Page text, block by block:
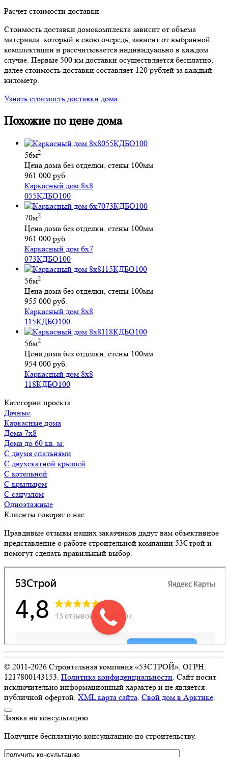
Расчет стоимости доставки
Стоимость доставки домокомплекта зависит от объема
материала, который в свою очередь, зависит от выбранной
комплектации и рассчитывается индивидуально в каждом
случае. Первые 500 км доставки осуществляется бесплатно,
далее стоимость доставки составляет 120 рублей за каждый
километр.
Узнать стоимость доставки дома
Похожие по цене дома
56м2
Цена дома без отделки, стены 100мм
961 000 руб.
Каркасный дом 8х8
055КДБО100
70м2
Цена дома без отделки, стены 100мм
961 000 руб.
Каркасный дом 6х7
073КДБО100
56м2
Цена дома без отделки, стены 100мм
955 000 руб.
Каркасный дом 8х8
115КДБО100
56м2
Цена дома без отделки, стены 100мм
954 000 руб.
Каркасный дом 8х8
118КДБО100
Категории проекта:
Дачные
Каркасные дома
Дома 7х8
Дома до 60 кв. м.
с двумя спальнями
с двухскатной крышей
с котельной
с крыльцом
с санузлом
Одноэтажные
Клиенты говорят о нас
Правдивые отзывы наших заказчиков дадут вам объективное
представление о работе строительной компании 53Строй и
помогут сделать правильный выбор.
© 2011-2026 Строительная компания «53СТРОЙ», ОГРН:
1217800143153. Политика конфиденциальности. Сайт носит
исключительно информационный характер и не является
публичной офертой. XML карта сайта. Свой дом в Арктике.
Заявка на консультацию
Получите бесплатную консультацию по строительству.